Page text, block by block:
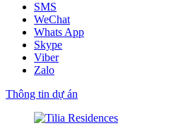
SMS
WeChat
Whats App
Skype
Viber
Zalo
Thông tin dự án